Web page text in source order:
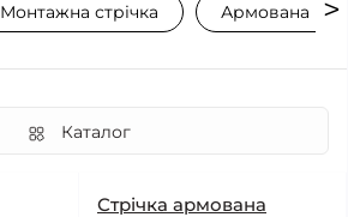
Монтажна стрічка Армована
Каталог
Стрічка армована